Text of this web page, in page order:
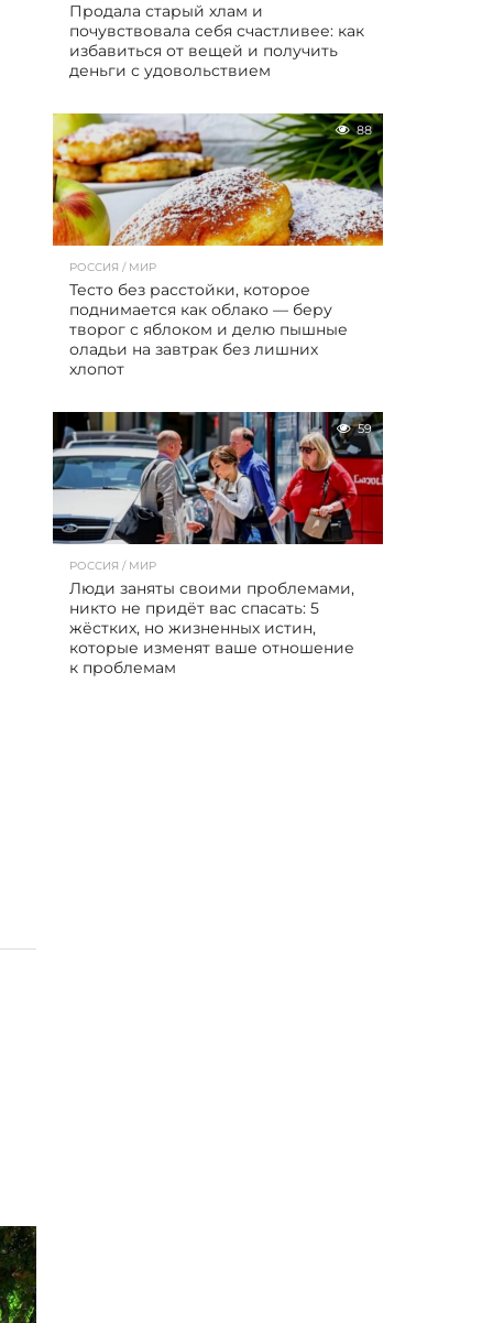
Продала старый хлам и
почувствовала себя счастливее: как
избавиться от вещей и получить
деньги с удовольствием
88
РОССИЯ / МИР
Тесто без расстойки, которое
поднимается как облако — беру
творог с яблоком и делю пышные
оладьи на завтрак без лишних
хлопот
59
РОССИЯ / МИР
Люди заняты своими проблемами,
никто не придёт вас спасать: 5
жёстких, но жизненных истин,
которые изменят ваше отношение
к проблемам